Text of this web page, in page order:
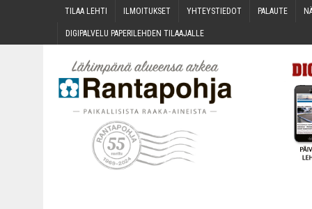
TILAA LEH­TI ILMOI­TUK­SET YHTEYS­TIE­DOT PALAU­TE
DIGI­PAL­VE­LU PAPE­RI­LEH­DEN TILAAJALLE